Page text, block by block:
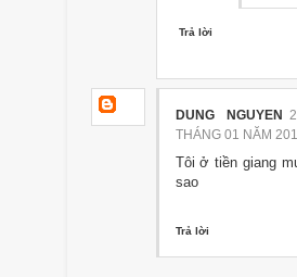
Trả lời
DUNG NGUYEN
THÁNG 01 NĂM
Tôi ở tiền giang
sao
Trả lời